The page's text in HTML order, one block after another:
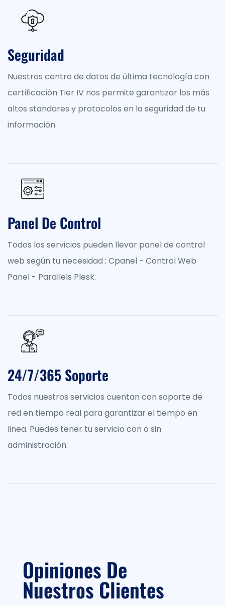
Seguridad
Nuestros centro de datos de última tecnología con
certificación Tier IV nos permite garantizar los más
altos standares y protocolos en la seguridad de tu
información.
Panel De Control
Todos los servicios pueden llevar panel de control
web según tu necesidad : Cpanel - Control Web
Panel - Parallels Plesk.
24/7/365 Soporte
Todos nuestros servicios cuentan con soporte de
red en tiempo real para garantizar el tiempo en
linea. Puedes tener tu servicio con o sin
administración.
Opiniones De
Nuestros Clientes